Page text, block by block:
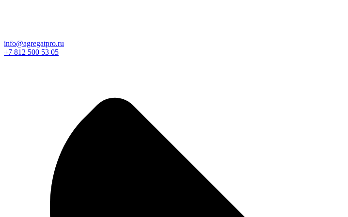
info@agregatpro.ru
+7 812 500 53 05